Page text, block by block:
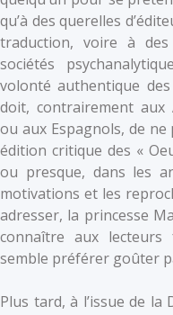
qu’à des querelles
traduction, voire à des
sociétés
volonté authentique
doit, contrairement aux
ou aux Espagnols, de
édition critique des «
ou presque, dans les
motivations et les
adresser, la princesse
connaître aux lecteurs
semble préférer goûter
Plus tard, à l’issue de la